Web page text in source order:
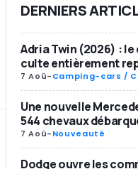
DERNIERS
Adria Twin (2026) :
culte entièrement
7 Aoû-Camping-cars /
Une nouvelle
544 chevaux
7 Aoû-Nouveauté
Dodge ouvre les